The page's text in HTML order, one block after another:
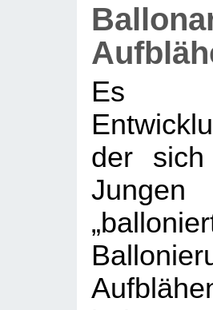
Es
der